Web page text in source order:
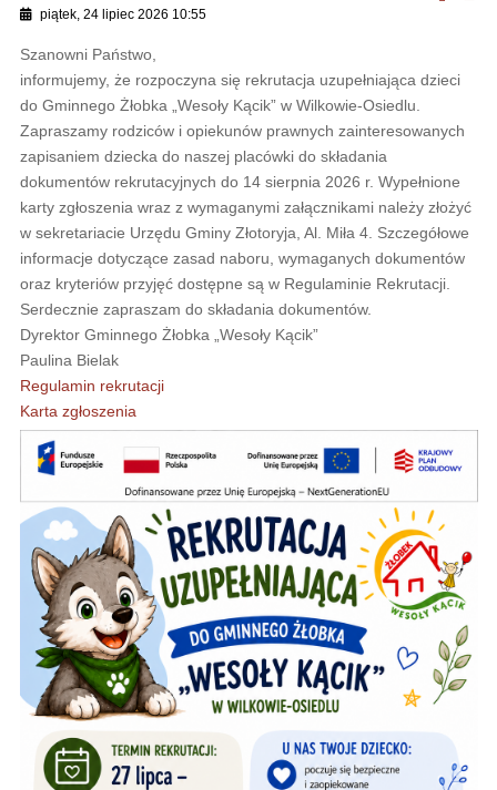
piątek, 24 lipiec 2026 10:55
Szanowni Państwo,
informujemy, że rozpoczyna się rekrutacja uzupełniająca dzieci
do Gminnego Żłobka „Wesoły Kącik” w Wilkowie-Osiedlu.
Zapraszamy rodziców i opiekunów prawnych zainteresowanych
zapisaniem dziecka do naszej placówki do składania
dokumentów rekrutacyjnych do 14 sierpnia 2026 r. Wypełnione
karty zgłoszenia wraz z wymaganymi załącznikami należy złożyć
w sekretariacie Urzędu Gminy Złotoryja, Al. Miła 4. Szczegółowe
informacje dotyczące zasad naboru, wymaganych dokumentów
oraz kryteriów przyjęć dostępne są w Regulaminie Rekrutacji.
Serdecznie zapraszam do składania dokumentów.
Dyrektor Gminnego Żłobka „Wesoły Kącik”
Paulina Bielak
Regulamin rekrutacji
Karta zgłoszenia